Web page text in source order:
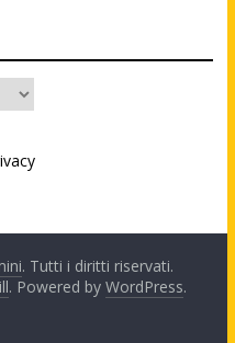
. Tutti i diritti riservati.
. Powered by WordPress.